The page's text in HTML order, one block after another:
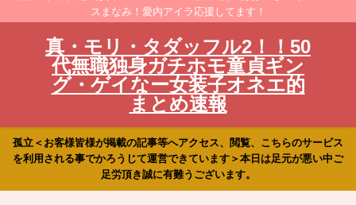
スまなみ！愛内アイラ応援してます！
真・モリ・タダッフル2！！50
代無職独身ガチホモ童貞ギン
グ・ゲイなー女装子オネエ的
まとめ速報
孤立＜お客様皆様が掲載の記事等へアクセス、閲覧、こちらのサービス
を利用される事でかろうじて運営できています＞本日は足元が悪い中ご
足労頂き誠に有難うございます。